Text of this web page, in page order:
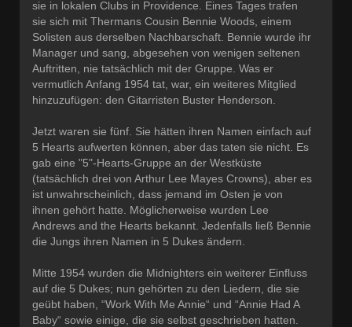
sie in lokalen Clubs in Providence. Eines Tages trafen
sie sich mit Thermans Cousin Bennie Woods, einem
Solisten aus derselben Nachbarschaft. Bennie wurde ihr
Manager und sang, abgesehen von wenigen seltenen
Auftritten, nie tatsächlich mit der Gruppe. Was er
vermutlich Anfang 1954 tat, war, ein weiteres Mitglied
hinzuzufügen: den Gitarristen Buster Henderson.
Jetzt waren sie fünf. Sie hätten ihren Namen einfach auf
5 Hearts aufwerten können, aber das taten sie nicht. Es
gab eine "5"-Hearts-Gruppe an der Westküste
(tatsächlich drei von Arthur Lee Mayes Crowns), aber es
ist unwahrscheinlich, dass jemand im Osten je von
ihnen gehört hatte. Möglicherweise wurden Lee
Andrews and the Hearts bekannt. Jedenfalls ließ Bennie
die Jungs ihren Namen in 5 Dukes ändern.
Mitte 1954 wurden die Midnighters ein weiterer Einfluss
auf die 5 Dukes; nun gehörten zu den Liedern, die sie
geübt haben, “Work With Me Annie“ und “Annie Had A
Baby“ sowie einige, die sie selbst geschrieben hatten.